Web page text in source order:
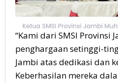
“Kami dari SMSI Provinsi
penghargaan setinggi-
Jambi atas dedikasi dan
Keberhasilan mereka